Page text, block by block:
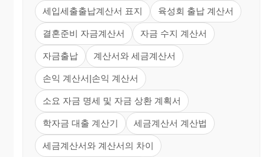
세입세출출납계산서 표지 육성회 출납 계산서
결혼준비 자금계산서 자금 수지 계산서
자금출납 계산서와 세금계산서
손익 계산서|손익 계산서
소요 자금 명세 및 자금 상환 계획서
학자금 대출 계산기 세금계산서 계산법
세금계산서와 계산서의 차이